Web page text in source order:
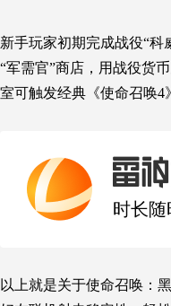
新手玩家初期完成战役“科
“军需官”商店，用战役货
室可触发经典《使命召唤4
雷
时长
以上就是关于使命召唤：